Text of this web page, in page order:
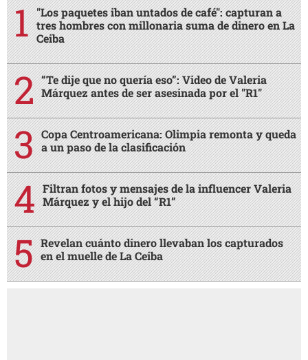
"Los paquetes iban untados de café": capturan a
tres hombres con millonaria suma de dinero en La
Ceiba
“Te dije que no quería eso”: Video de Valeria
Márquez antes de ser asesinada por el "R1"
Copa Centroamericana: Olimpia remonta y queda
a un paso de la clasificación
Filtran fotos y mensajes de la influencer Valeria
Márquez y el hijo del “R1”
Revelan cuánto dinero llevaban los capturados
en el muelle de La Ceiba